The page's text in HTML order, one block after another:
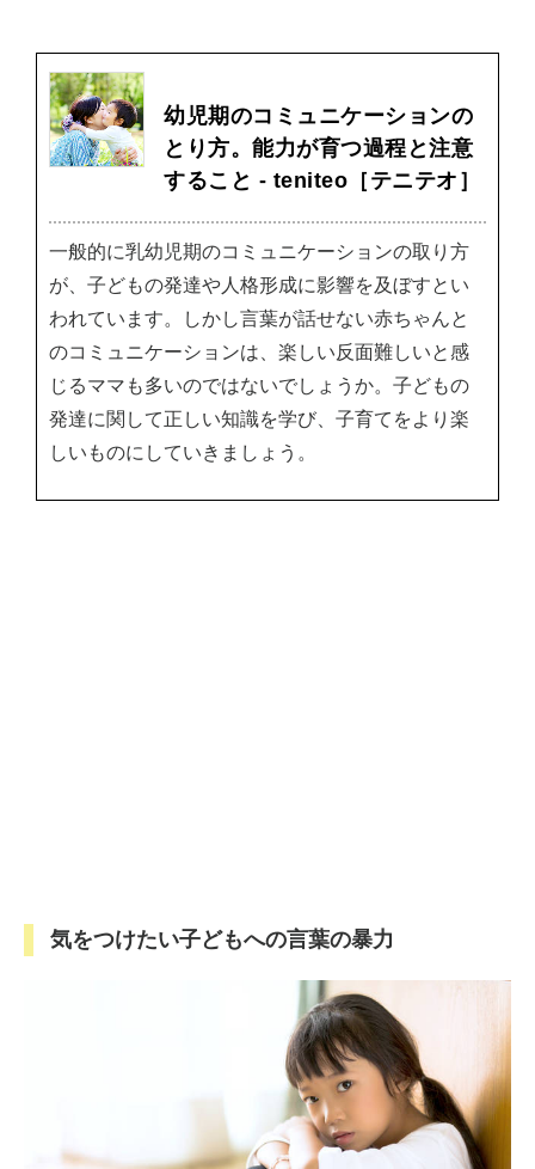
幼児期のコミュニケーションの
とり方。能力が育つ過程と注意
すること - teniteo［テニテオ］
一般的に乳幼児期のコミュニケーションの取り方
が、子どもの発達や人格形成に影響を及ぼすとい
われています。しかし言葉が話せない赤ちゃんと
のコミュニケーションは、楽しい反面難しいと感
じるママも多いのではないでしょうか。子どもの
発達に関して正しい知識を学び、子育てをより楽
しいものにしていきましょう。
気をつけたい子どもへの言葉の暴力